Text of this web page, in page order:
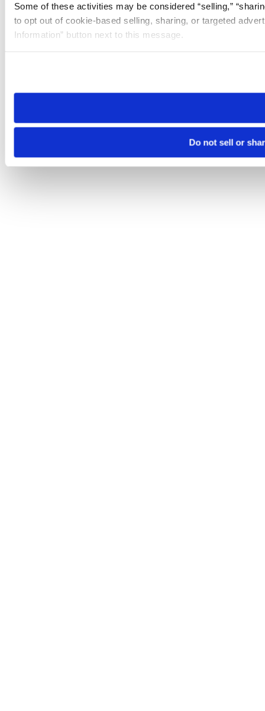
Some of these activities may be considered “selling,”
to opt out of cookie-based selling, sharing, or targeted
Information” button next to this message.
need to be set again.
Do not sell or